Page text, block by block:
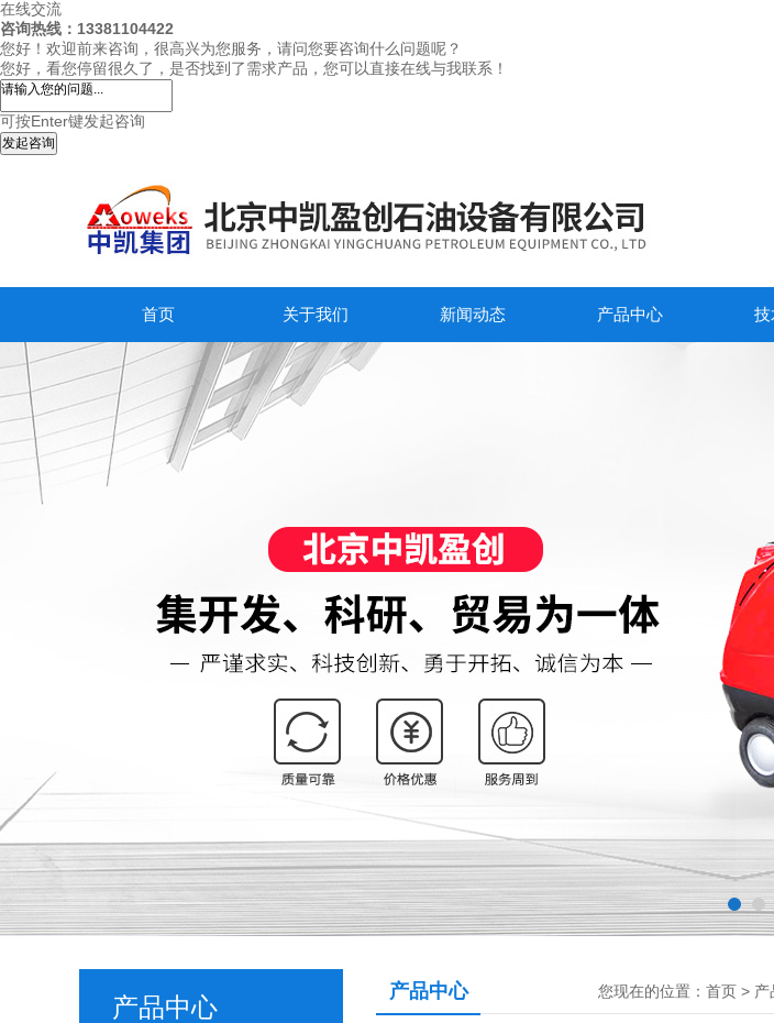
在线交流
咨询热线：13381104422
您好！欢迎前来咨询，很高兴为您服务，请问您要咨询什么问题呢？
您好，看您停留很久了，是否找到了需求产品，您可以直接在线与我联系！
可按Enter键发起咨询
发起咨询
首页 关于我们 新闻动态 产品中心 技
产品中心
产品中心 您现在的位置： 首页 > 产